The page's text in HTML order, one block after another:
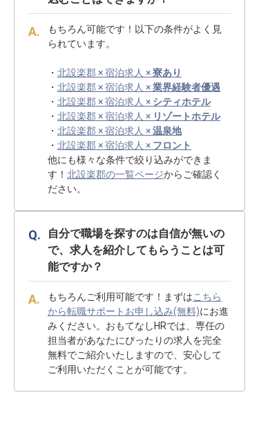
もちろん可能です！以下の条件がよく見
られています。
・ 北設楽郡 × 宿泊求人 ×寮あり
・ 北設楽郡 × 宿泊求人 ×業界経験者優遇
・ 北設楽郡 × 宿泊求人 × シティホテル
・ 北設楽郡 × 宿泊求人 × リゾートホテル
・ 北設楽郡 × 宿泊求人 ×温泉地
・ 北設楽郡 × 宿泊求人 × フロント
他にも様々な条件で絞り込みができま
す！ 北設楽郡の一覧ページからご確認く
ださい。
自分で職場を探すのは自信が無いの
で、求人を紹介してもらうことは可
能ですか？
もちろんご利用可能です！まずはこちら
から転職サポートお申し込み(無料)にお進
みください。おもてなしHRでは、専任の
担当者があなたにぴったりの求人を完全
無料でご紹介いたしますので、安心して
ご利用いただくことが可能です。